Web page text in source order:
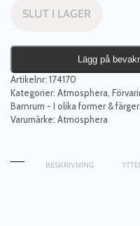
SLUT I LAGER
Lägg på
Artikelnr: 174170
Kategorier: Atmosphera
Barnrum - I olika former & färger
Varumärke: Atmosphera
BESKRIVNING